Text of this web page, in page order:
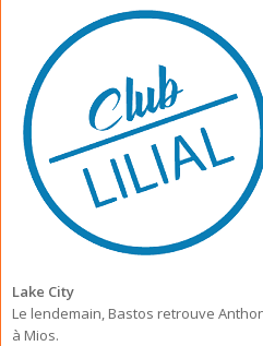
Lake City
Le lendemain, Bastos retrouve
à Mios.